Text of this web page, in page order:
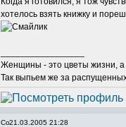
хотелось взять книжку и
Женщины - это цветы жизни, а
Так выпьем же за
21.03.2005 21:28